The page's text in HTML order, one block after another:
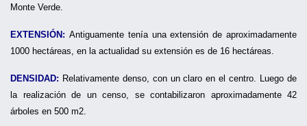
Monte Verde.
EXTENSIÓN: Antiguamente tenía una extensión de aproximadamente
1000 hectáreas, en la actualidad su extensión es de 16 hectáreas.
DENSIDAD: Relativamente denso, con un claro en el centro. Luego de
la realización de un censo, se contabilizaron aproximadamente 42
árboles en 500 m2.